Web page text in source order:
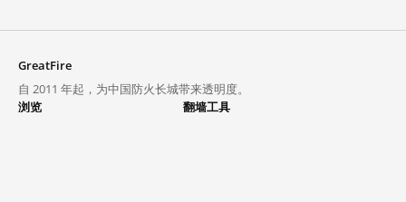
GreatFire
自 2011 年起，为中国防火长城带来透明度。
浏览
翻墙工具